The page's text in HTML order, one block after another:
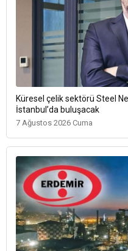
Küresel çelik sektörü Steel
İstanbul’da buluşacak
7 Ağustos 2026 Cuma